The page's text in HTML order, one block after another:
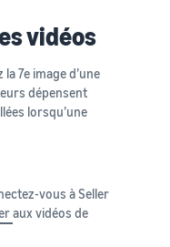
vidéos
7e image d’une
dépensent
lorsqu’une
vous à Seller
aux vidéos de